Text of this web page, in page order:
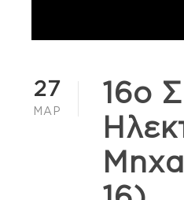
27
ΜΑΡ
16ο